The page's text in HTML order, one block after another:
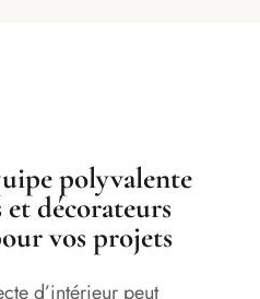
polyvalente
et décorateurs
vos projets
d’intérieur peut